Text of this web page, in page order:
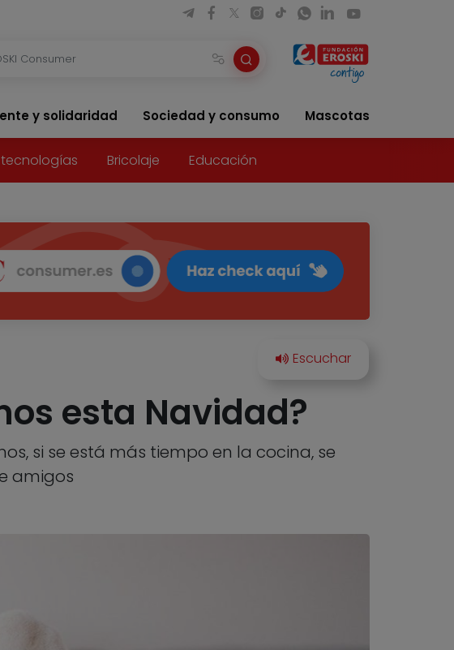
y solidaridad Sociedad y consumo Mascotas
Bricolaje Educación
esta Navidad?
si se está más tiempo en la cocina, se
amigos